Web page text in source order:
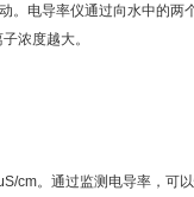
电导率仪通过向水中的两
浓度越大。
cm。通过监测电导率，可